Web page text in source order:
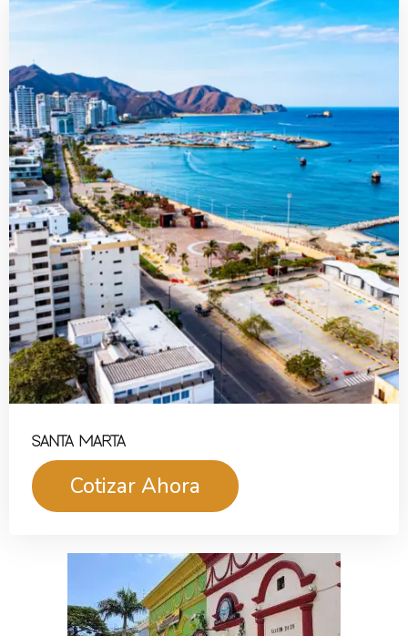
SANTA MARTA
Cotizar Ahora